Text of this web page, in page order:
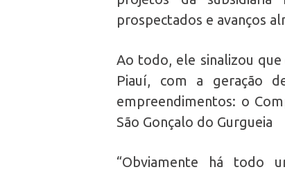
prospectados e avanços
Ao todo, ele sinalizou
Piauí, com a geração
empreendimentos: o
São Gonçalo do Gurgueia
“Obviamente há todo